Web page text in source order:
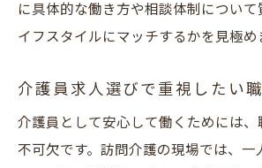
に具体的な働き方や相談体制につい
イフスタイルにマッチするかを見極め
介護員求人選びで重視したい
介護員として安心して働くためには
不可欠です。訪問介護の現場では、一